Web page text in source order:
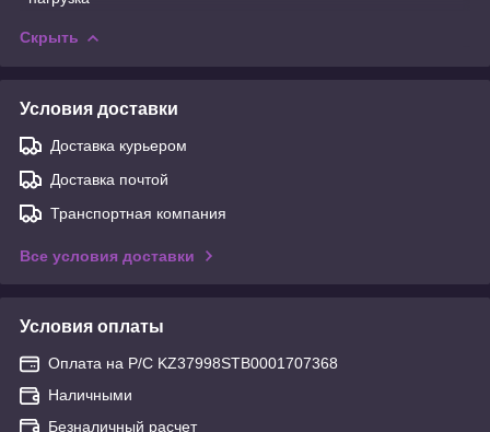
Скрыть
Условия доставки
Доставка курьером
Доставка почтой
Транспортная компания
Все условия доставки
Условия оплаты
Оплата на Р/С KZ37998STB0001707368
Наличными
Безналичный расчет